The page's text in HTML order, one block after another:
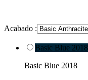
Acabado :
Basic Blue 2018
Basic Blue 2018